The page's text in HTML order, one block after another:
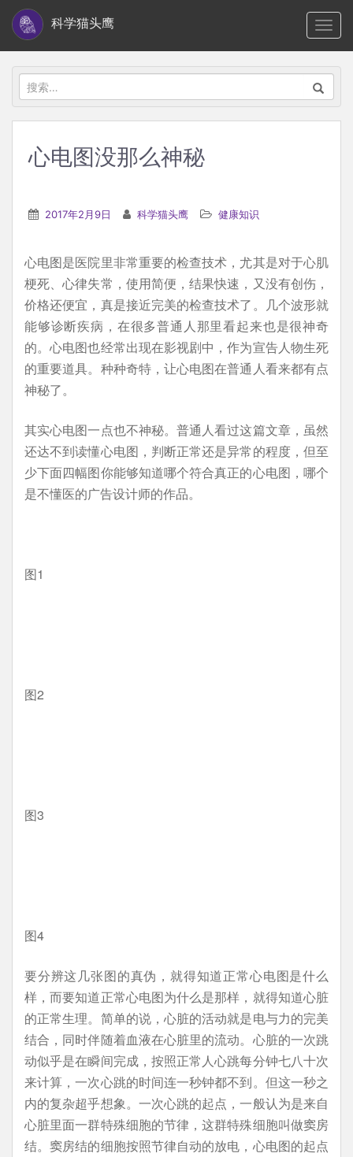
i
科学猫头鹰
搜
索：
心电图没那么神秘
2017年2月9日 科学猫头鹰 健康知识
心电图是医院里非常重要的检查技术，尤其是对于心肌
梗死、心律失常，使用简便，结果快速，又没有创伤，
价格还便宜，真是接近完美的检查技术了。几个波形就
能够诊断疾病，在很多普通人那里看起来也是很神奇
的。心电图也经常出现在影视剧中，作为宣告人物生死
的重要道具。种种奇特，让心电图在普通人看来都有点
神秘了。
其实心电图一点也不神秘。普通人看过这篇文章，虽然
还达不到读懂心电图，判断正常还是异常的程度，但至
少下面四幅图你能够知道哪个符合真正的心电图，哪个
是不懂医的广告设计师的作品。
图1
图2
图3
图4
要分辨这几张图的真伪，就得知道正常心电图是什么
样，而要知道正常心电图为什么是那样，就得知道心脏
的正常生理。简单的说，心脏的活动就是电与力的完美
结合，同时伴随着血液在心脏里的流动。心脏的一次跳
动似乎是在瞬间完成，按照正常人心跳每分钟七八十次
来计算，一次心跳的时间连一秒钟都不到。但这一秒之
内的复杂超乎想象。一次心跳的起点，一般认为是来自
心脏里面一群特殊细胞的节律，这群特殊细胞叫做窦房
结。窦房结的细胞按照节律自动的放电，心电图的起点